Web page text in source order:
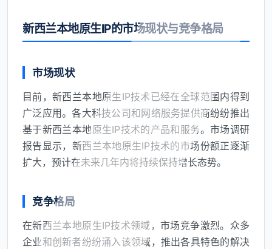
新西兰本地原生IP的市场现状与竞争格局
市场现状
目前，新西兰本地原生IP技术已经在全球范围内得到
广泛应用。各大科技公司和网络服务提供商纷纷推出
基于新西兰本地原生IP技术的产品和服务。市场调研
报告显示，新西兰本地原生IP技术的市场份额正逐渐
扩大，预计在未来几年内将持续保持增长态势。
竞争格局
在新西兰本地原生IP技术领域，市场竞争激烈。众多
企业和创新者纷纷涌入该领域，推出各具特色的解决